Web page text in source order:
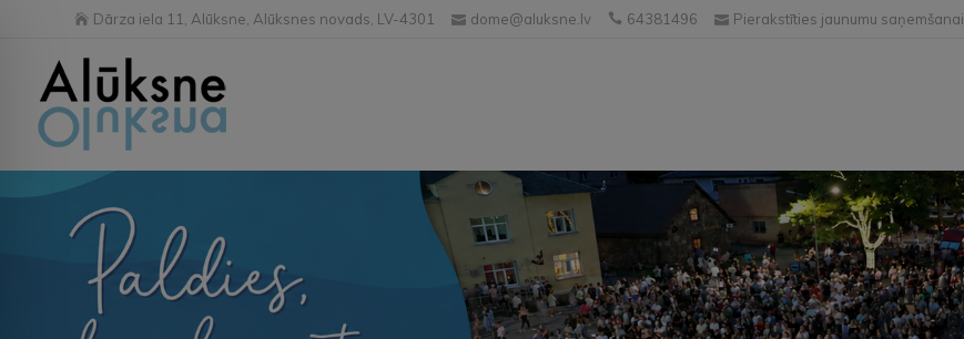
Dārza iela 11, Alūksne, Alūksnes novads, LV-4301 dome@aluksne.lv 64381496 Pierakstīties jaunumu saņemšanai